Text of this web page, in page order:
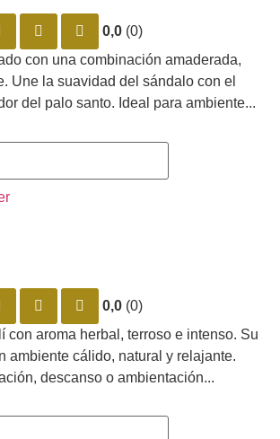
0,0 (0)
con una combinación amaderada,
Une la suavidad del sándalo con el
del palo santo. Ideal para ambiente...
0,0 (0)
con aroma herbal, terroso e intenso. Su
ambiente cálido, natural y relajante.
descanso o ambientación...